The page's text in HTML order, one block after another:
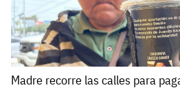
Madre recorre las calles para